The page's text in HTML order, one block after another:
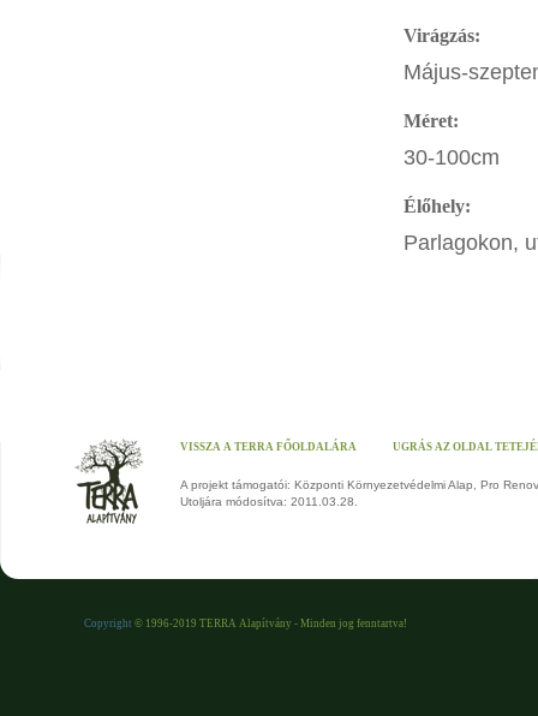
Virágzás:
Május-
Méret:
30-100cm
Élőhely:
Parlagokon,
VISSZA A TERRA FŐOLDALÁRA UGRÁS AZ OLDAL
A projekt támogatói: Központi Környezetvédelmi Alap, Pro
Utoljára módosítva: 2011.03.28.
Copyright © 1996-2019 TERRA Alapítvány - Minden jog fenntartva!